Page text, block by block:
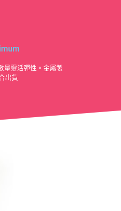
量靈活彈性。金屬製
出貨